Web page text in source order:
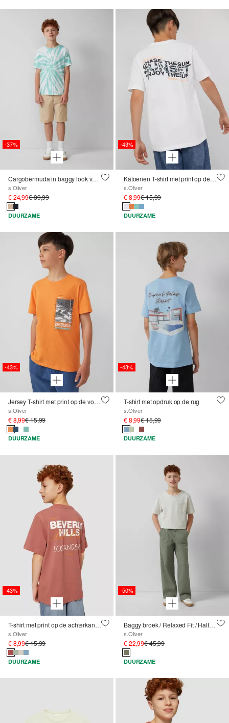
-37%
Cargobermuda in baggy look van stretchkatoen
s.Oliver
€ 24,99€ 39,99
DUURZAME
-43%
Katoenen T-shirt met print op de voor- en achterkant
s.Oliver
€ 8,99€ 15,99
DUURZAME
-43%
Jersey T-shirt met print op de voorkant
s.Oliver
€ 8,99€ 15,99
DUURZAME
-43%
T-shirt met opdruk op de rug
s.Oliver
€ 8,99€ 15,99
DUURZAME
-43%
T-shirt met print op de achterkant en oversized schouders
s.Oliver
€ 8,99€ 15,99
DUURZAME
-50%
Baggy broek / Relaxed Fit / Halfhoog / Wijde pijpen
s.Oliver
€ 22,99€ 45,99
DUURZAME